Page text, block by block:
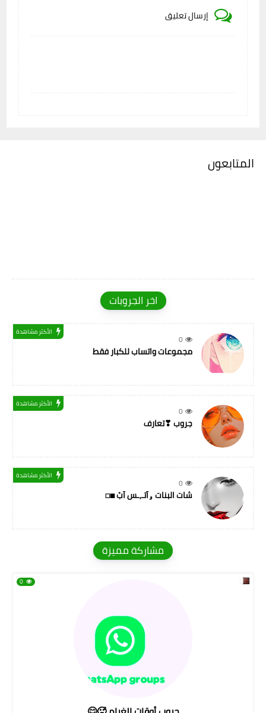
إرسال تعليق
المتابعون
اخر الجروبات
0
الأكثر مشاهدة
مجموعات واتساب للكبار فقط
0
الأكثر مشاهدة
جروب ❣تعارف
0
الأكثر مشاهدة
شات البنات ۅآتـ,ـس آبْ ◼◻
مشاركة مميزة
0